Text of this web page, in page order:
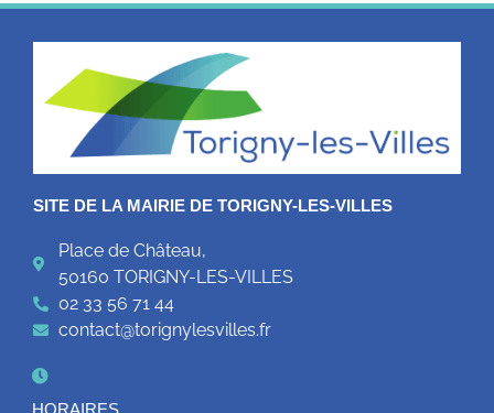
SITE DE LA MAIRIE DE TORIGNY-LES-VILLES
Place de Château,
50160 TORIGNY-LES-VILLES
02 33 56 71 44
contact@torignylesvilles.fr
HORAIRES